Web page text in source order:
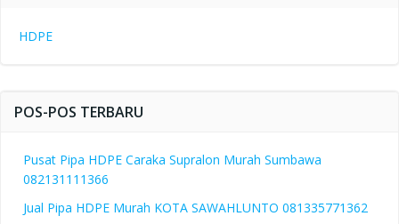
HDPE
POS-POS TERBARU
Pusat Pipa HDPE Caraka Supralon Murah Sumbawa
082131111366
Jual Pipa HDPE Murah KOTA SAWAHLUNTO 081335771362